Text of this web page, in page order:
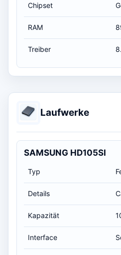
Chipset
RAM
Treiber
Laufwerke
SAMSUNG HD105SI
Typ
Details
Kapazität
Interface